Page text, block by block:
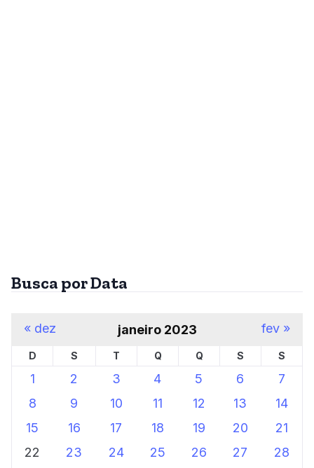
Busca por Data
janeiro 2023
D S T Q Q S S
1 2 3 4 5 6
7
8
9 10 11 12 13
14
15
16 17 18 19 20
21
22
23 24 25 26 27
28
« dez fev »